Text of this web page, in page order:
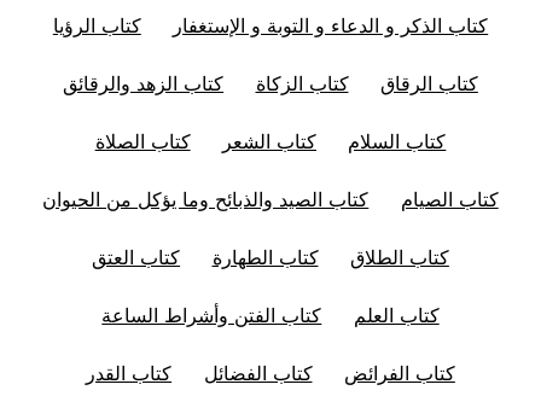
كتاب الذكر و الدعاء و التوبة و الإستغفار كتاب الرؤيا
كتاب الرقاق كتاب الزكاة كتاب الزهد والرقائق
كتاب السلام كتاب الشعر كتاب الصلاة
كتاب الصيام كتاب الصيد والذبائح وما يؤكل من الحيوان
كتاب الطلاق كتاب الطهارة كتاب العتق
كتاب العلم كتاب الفتن وأشراط الساعة
كتاب الفرائض كتاب الفضائل كتاب القدر